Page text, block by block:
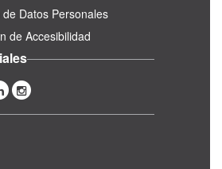
Datos Personales
de Accesibilidad